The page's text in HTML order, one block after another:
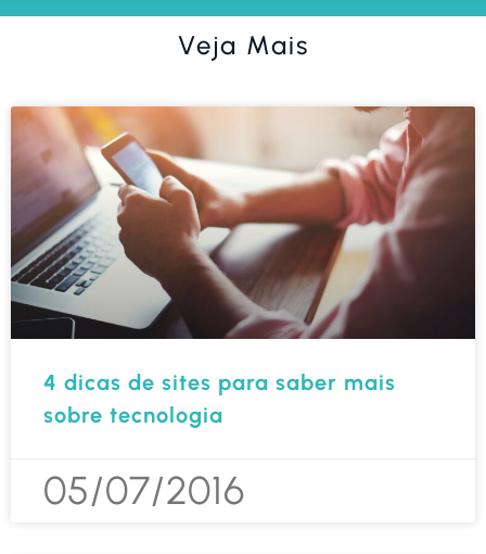
Veja Mais
4 dicas de sites para saber mais
sobre tecnologia
05/07/2016